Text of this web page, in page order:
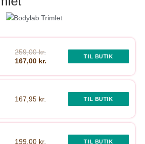
259,00 kr.
167,00 kr.
TIL BUTIK
167,95 kr. TIL BUTIK
199,00 kr. TIL BUTIK